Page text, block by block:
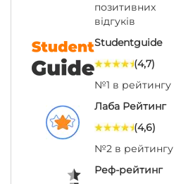
позитивних
відгуків
Studentguide
(4,7)
№1 в рейтингу
Лаба Рейтинг
(4,6)
№2 в рейтингу
Реф-рейтинг